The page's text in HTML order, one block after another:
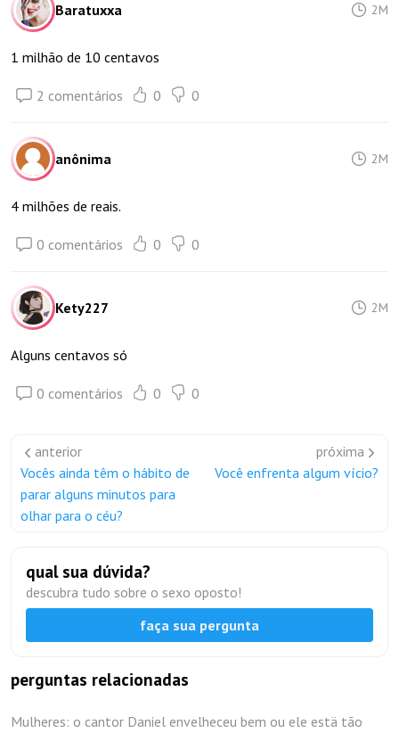
Baratuxxa 2M
1 milhão de 10 centavos
2 comentários 0 0
anônima 2M
4 milhões de reais.
0 comentários 0 0
Kety227 2M
Alguns centavos só
0 comentários 0 0
anterior
Vocês ainda têm o hábito de
parar alguns minutos para
olhar para o céu?
próxima
Você enfrenta algum vício?
qual sua dúvida?
descubra tudo sobre o sexo oposto!
faça sua pergunta
perguntas relacionadas
Mulheres: o cantor Daniel envelheceu bem ou ele estä tão